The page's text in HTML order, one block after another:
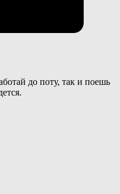
до поту, так и поешь